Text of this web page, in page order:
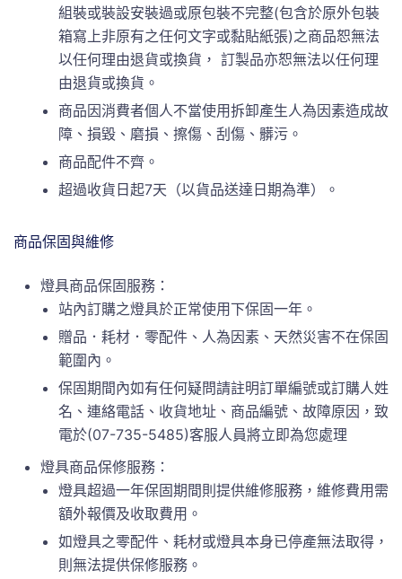
組裝或裝設安裝過或原包裝不完整(包含於原外包裝
箱寫上非原有之任何文字或黏貼紙張)之商品恕無法
以任何理由退貨或換貨， 訂製品亦恕無法以任何理
由退貨或換貨。
商品因消費者個人不當使用拆卸產生人為因素造成故
障、損毀、磨損、擦傷、刮傷、髒污。
商品配件不齊。
超過收貨日起7天（以貨品送達日期為準）。
商品保固與維修
燈具商品保固服務：
站內訂購之燈具於正常使用下保固一年。
贈品．耗材．零配件、人為因素、天然災害不在保固
範圍內。
保固期間內如有任何疑問請註明訂單編號或訂購人姓
名、連絡電話、收貨地址、商品編號、故障原因，致
電於(07-735-5485)客服人員將立即為您處理
燈具商品保修服務：
燈具超過一年保固期間則提供維修服務，維修費用需
額外報價及收取費用。
如燈具之零配件、耗材或燈具本身已停產無法取得，
則無法提供保修服務。